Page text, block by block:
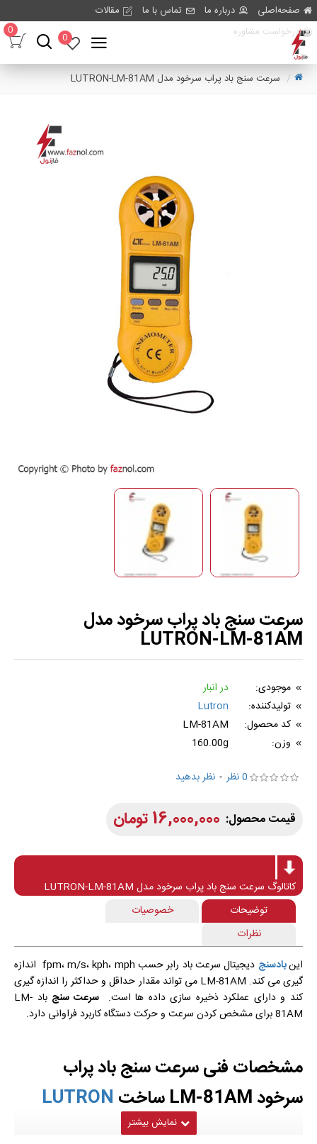
صفحه‌اصلی درباره ما تماس با ما
مقالات
درخواست مشاوره
0
0
سرعت سنج باد پراب سرخود مدل LUTRON-LM-81AM
سرعت سنج باد پراب سرخود مدل
LUTRON-LM-81AM
موجودی:
در انبار
تولیدکننده:
Lutron
کد محصول:
LM-81AM
وزن:
160.00g
0 نظر
- نظر بدهید
16,000,000 تومان
کاتالوگ سرعت سنج باد پراب سرخود مدل LUTRON-LM-81AM
توضیحات
خصوصیات
نظرات
اینبادسنج
دیجیتال سرعت باد رابر حسب fpm، m/s، kph، mph اندازه
گیری می کند. LM-81AM می تواند مقدار حداقل و حداکثر را اندازه گیری
کند و دارای عملکرد ذخیره سازی داده ها است.سرعت سنج
باد LM-
81AM برای مشخص کردن سرعت و حرکت دستگاه کاربرد فراوانی دارد.
مشخصات فنی سرعت سنج باد پراب
سرخود LM-81AM ساخت
LUTRON